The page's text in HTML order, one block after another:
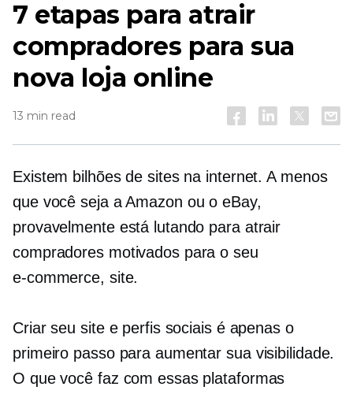
7 etapas para atrair
compradores para sua
nova loja online
13 min read
Existem bilhões de sites na internet. A menos
que você seja a Amazon ou o eBay,
provavelmente está lutando para atrair
compradores motivados para o seu
e-commerce, site.
Criar seu site e perfis sociais é apenas o
primeiro passo para aumentar sua visibilidade.
O que você faz com essas plataformas